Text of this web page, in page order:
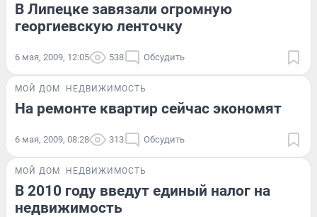
В Липецке завязали огромную
георгиевскую ленточку
6 мая, 2009, 12:05 538 Обсудить
МОЙ ДОМ НЕДВИЖИМОСТЬ
На ремонте квартир сейчас экономят
6 мая, 2009, 08:28 313 Обсудить
МОЙ ДОМ НЕДВИЖИМОСТЬ
В 2010 году введут единый налог на
недвижимость